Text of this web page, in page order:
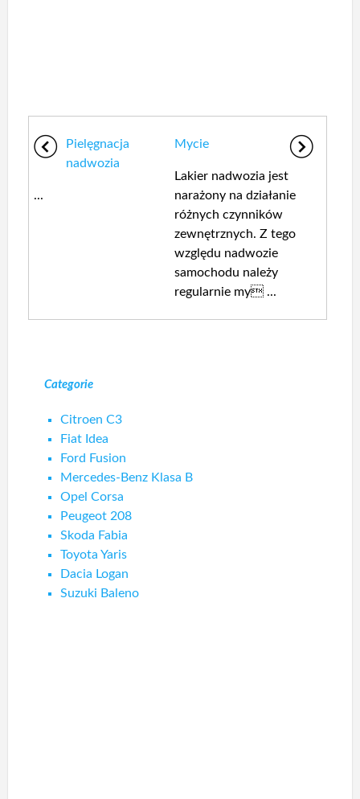
Pielęgnacja
nadwozia
...
Mycie
Lakier nadwozia jest
narażony na działanie
różnych czynników
zewnętrznych. Z tego
względu nadwozie
samochodu należy
regularnie my ...
Categorie
Citroen C3
Fiat Idea
Ford Fusion
Mercedes-Benz Klasa B
Opel Corsa
Peugeot 208
Skoda Fabia
Toyota Yaris
Dacia Logan
Suzuki Baleno